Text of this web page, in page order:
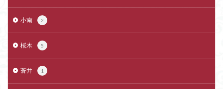
小南 2
桜木 5
蒼井 1